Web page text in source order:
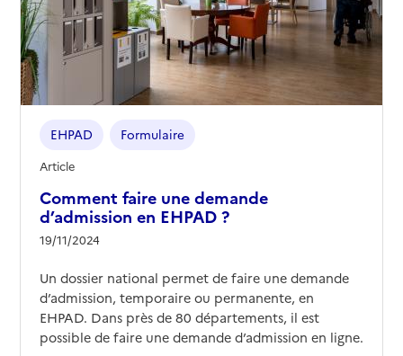
03 89 36 71 00
Contact
Rapport HAS
Voir les prix et prestations
Mis à jour le : 09/01/2026
EHPAD Groupement hospitalier
Adresse
87 avenue d'Altkirch
68100-Mulhouse
Contact
Site internet
Rapport HAS
Source des données : Finess n° 680019387
Comment faire une demande
d’admission en EHPAD ?
19/11/2024
EHPAD Formulaire
Article
Un dossier national permet de faire une demande
d’admission, temporaire ou permanente, en
EHPAD. Dans près de 80 départements, il est
possible de faire une demande d’admission en ligne.